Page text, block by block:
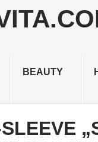
BEAUTY